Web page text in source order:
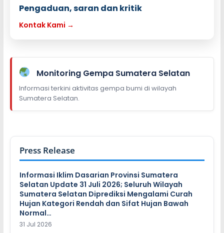
Pengaduan, saran dan kritik
Kontak Kami →
Monitoring Gempa Sumatera Selatan
Informasi terkini aktivitas gempa bumi di wilayah
Sumatera Selatan.
Press Release
Informasi Iklim Dasarian Provinsi Sumatera
Selatan Update 31 Juli 2026; Seluruh Wilayah
Sumatera Selatan Diprediksi Mengalami Curah
Hujan Kategori Rendah dan Sifat Hujan Bawah
Normal…
31 Jul 2026